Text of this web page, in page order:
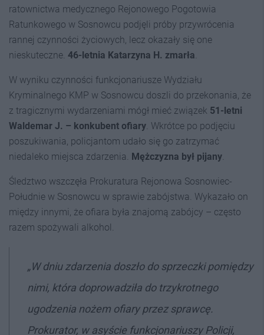
ratownictwa medycznego Rejonowego Pogotowia
Ratunkowego w Sosnowcu podjęli próby przywrócenia
rannej czynności życiowych, lecz okazały się one
nieskuteczne. 46-letnia Katarzyna H. zmarła.
W wyniku czynności funkcjonariusze Wydziału
Kryminalnego KMP w Sosnowcu doszli do przekonania, że
z tragicznymi wydarzeniami mógł mieć związek 51-letni
Waldemar J. – konkubent ofiary. Wkrótce po podjęciu
poszukiwania, policjantom udało się go zatrzymać
niedaleko miejsca zdarzenia. Mężczyzna był pijany.
Śledztwo wszczęła Prokuratura Rejonowa Sosnowiec-
Południe w Sosnowcu w sprawie zabójstwa. Wykazało on
między innymi, że ofiara była znajomą zabójcy – często
razem spożywali alkohol.
„W dniu zdarzenia doszło do sprzeczki pomiędzy
nimi, która doprowadziła do trzykrotnego
ugodzenia nożem ofiary przez sprawcę.
Prokurator, w asyście funkcjonariuszy Policji,